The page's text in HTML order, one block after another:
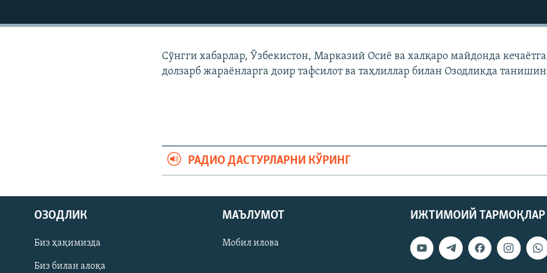
На русском
ИЖТИМОИЙ ТАРМОҚЛАР
Сўнгги хабарлар, Ўзбекистон, Марказий Осиë ва халқаро майдонда
долзарб жараëнларга доир тафсилот ва таҳлиллар билан Озодликда
РАДИО ДАСТУРЛАРНИ КЎРИНГ
ИЖТИМОИЙ ТАРМОҚЛАР
ОЗОДЛИК
Биз ҳақимизда
Биз билан алоқа
МАЪЛУМОТ
Мобил илова